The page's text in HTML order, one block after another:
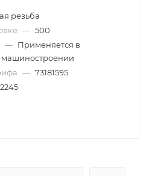
резьба
— 500
— Применяется в
машиностроении
— 73181595